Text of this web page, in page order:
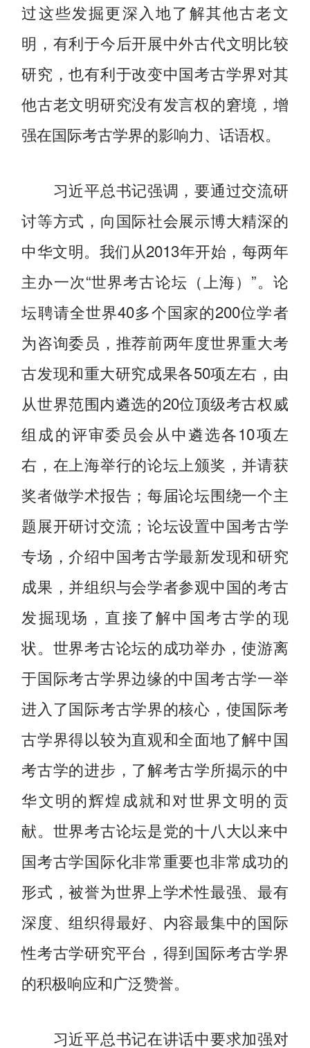
过这些发掘更深入地了解其他古老文
明，有利于今后开展中外古代文明比较
研究，也有利于改变中国考古学界对其
他古老文明研究没有发言权的窘境，增
强在国际考古学界的影响力、话语权。
习近平总书记强调，要通过交流研
讨等方式，向国际社会展示博大精深的
中华文明。我们从2013年开始，每两年
主办一次“世界考古论坛（上海）”。论
坛聘请全世界40多个国家的200位学者
为咨询委员，推荐前两年度世界重大考
古发现和重大研究成果各50项左右，由
从世界范围内遴选的20位顶级考古权威
组成的评审委员会从中遴选各10项左
右，在上海举行的论坛上颁奖，并请获
奖者做学术报告；每届论坛围绕一个主
题展开研讨交流；论坛设置中国考古学
专场，介绍中国考古学最新发现和研究
成果，并组织与会学者参观中国的考古
发掘现场，直接了解中国考古学的现
状。世界考古论坛的成功举办，使游离
于国际考古学界边缘的中国考古学一举
进入了国际考古学界的核心，使国际考
古学界得以较为直观和全面地了解中国
考古学的进步，了解考古学所揭示的中
华文明的辉煌成就和对世界文明的贡
献。世界考古论坛是党的十八大以来中
国考古学国际化非常重要也非常成功的
形式，被誉为世界上学术性最强、最有
深度、组织得最好、内容最集中的国际
性考古学研究平台，得到国际考古学界
的积极响应和广泛赞誉。
习近平总书记在讲话中要求加强对